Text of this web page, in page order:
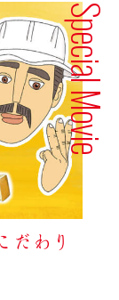
Special Movie
だわり